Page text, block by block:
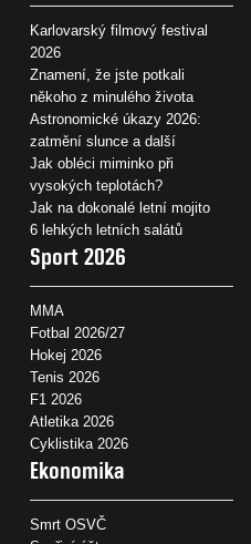
Karlovarský filmový festival
2026
Znamení, že jste potkali
někoho z minulého života
Astronomické úkazy 2026:
zatmění slunce a další
Jak obléci miminko při
vysokých teplotách?
Jak na dokonalé letní mojito
6 lehkých letních salátů
Sport 2026
MMA
Fotbal 2026/27
Hokej 2026
Tenis 2026
F1 2026
Atletika 2026
Cyklistika 2026
Ekonomika
Smrt OSVČ